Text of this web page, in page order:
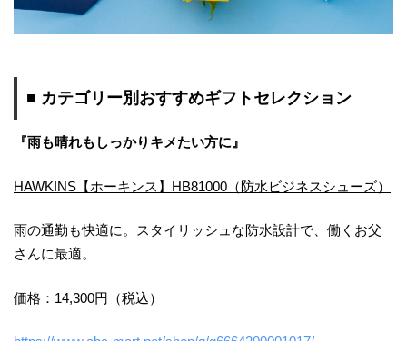
■ カテゴリー別おすすめギフトセレクション
『雨も晴れもしっかりキメたい方に』
HAWKINS【ホーキンス】HB81000（防水ビジネスシューズ）
雨の通勤も快適に。スタイリッシュな防水設計で、働くお父
さんに最適。
価格：14,300円（税込）